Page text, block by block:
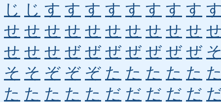
じ じ す す す す す す す す
せ せ せ せ せ せ せ せ せ せ
せ せ せ ぜ ぜ ぜ ぜ ぜ ぜ ぜ
そ そ ぞ ぞ ぞ た た た た た
た た た た た だ だ だ だ だ